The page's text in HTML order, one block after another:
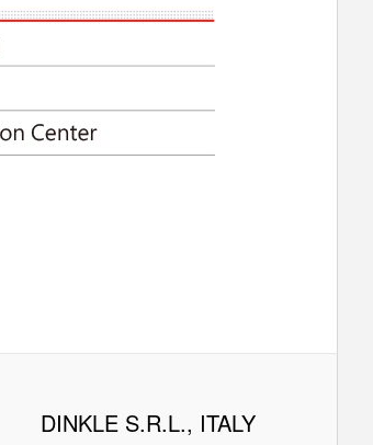
DINKLE S.R.L., ITALY